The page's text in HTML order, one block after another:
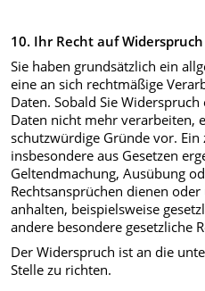
10. Ihr Recht auf
Sie haben grundsätzlich ein
eine an sich rechtmäßige
Daten. Sobald Sie
Daten nicht mehr verarbeiten,
schutzwürdige Gründe vor.
insbesondere aus Gesetzen
Geltendmachung, Ausübung
Rechtsansprüchen dienen
anhalten, beispielsweise
andere besondere gesetzliche
Der Widerspruch ist an die
Stelle zu richten.